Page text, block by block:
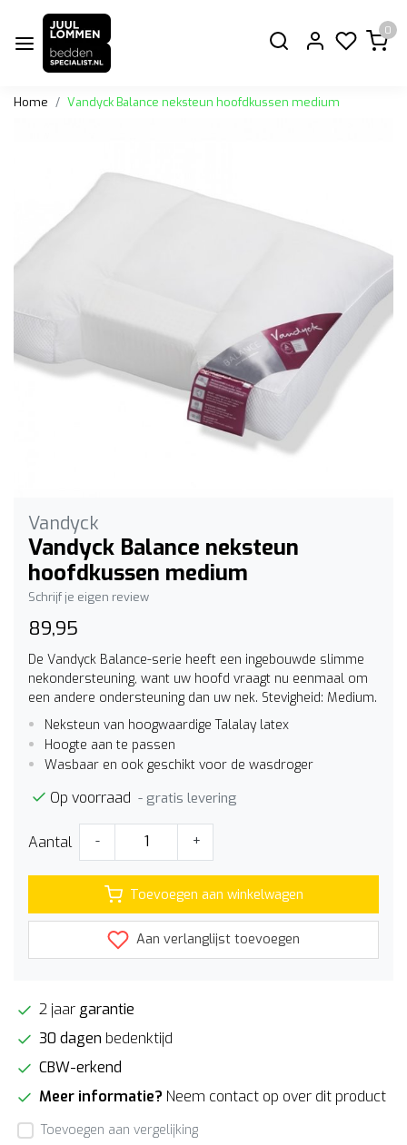
0
Home Vandyck Balance neksteun hoofdkussen medium
Vandyck
Vandyck Balance neksteun
hoofdkussen medium
Schrijf je eigen review
89,95
De Vandyck Balance-serie heeft een ingebouwde slimme
nekondersteuning, want uw hoofd vraagt nu eenmaal om
een andere ondersteuning dan uw nek. Stevigheid: Medium.
Neksteun van hoogwaardige Talalay latex
Hoogte aan te passen
Wasbaar en ook geschikt voor de wasdroger
Op voorraad - gratis levering
Aantal - +
Toevoegen aan winkelwagen
Aan verlanglijst toevoegen
2 jaar garantie
30 dagen bedenktijd
CBW-erkend
Meer informatie? Neem contact op over dit product
Toevoegen aan vergelijking